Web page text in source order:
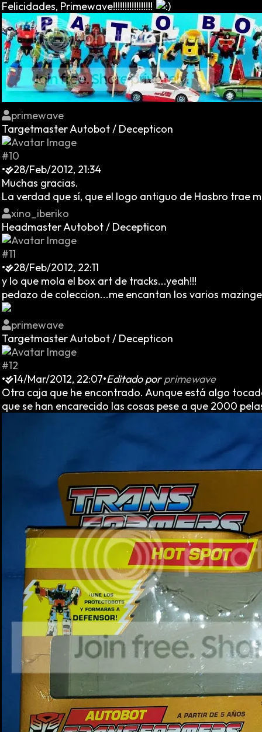
Felicidades, Primewave!!!!!!!!!!!!!!!!!
primewave
Targetmaster Autobot / Decepticon
#10
•
28/Feb/2012, 21:34
Muchas gracias.
La verdad que sí, que el logo antiguo de Hasbro trae
xino_iberiko
Headmaster Autobot / Decepticon
#11
•
28/Feb/2012, 22:11
y lo que mola el box art de tracks...yeah!!!
pedazo de coleccion...me encantan los varios
primewave
Targetmaster Autobot / Decepticon
#12
•
14/Mar/2012, 22:07•Editado porprimewave
Otra caja que he encontrado. Aunque está algo
que se han encarecido las cosas pese a que 2000